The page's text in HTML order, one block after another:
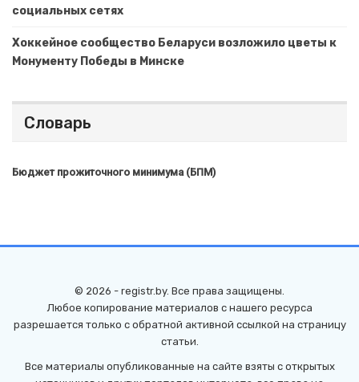
социальных сетях
Хоккейное сообщество Беларуси возложило цветы к
Монументу Победы в Минске
Словарь
Бюджет прожиточного минимума (БПМ)
© 2026 - registr.by. Все права защищены.
Любое копирование материалов с нашего ресурса
разрешается только с обратной активной ссылкой на страницу
статьи.
Все материалы опубликованные на сайте взяты с открытых